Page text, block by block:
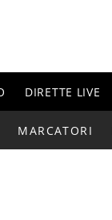
DIRETTE LIVE
MARCATORI